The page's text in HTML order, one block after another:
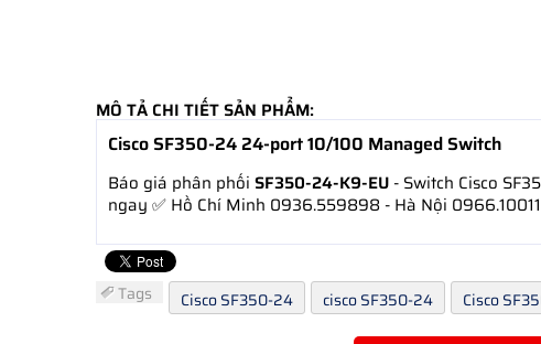
MÔ TẢ CHI TIẾT SẢN PHẨM:
Cisco SF350-24 24-port 10/100 Managed Switch
Báo giá phân phối SF350-24-K9-EU - Switch Cisco
ngay ✅ Hồ Chí Minh 0936.559898 - Hà Nội
Tags Cisco SF350-24 cisco SF350-24 Cisco